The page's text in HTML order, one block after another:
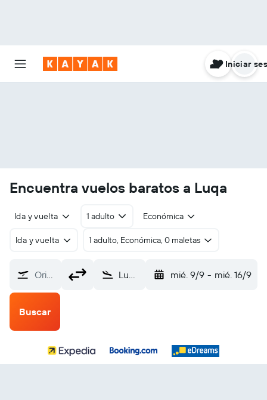
Iniciar
Encuentra vuelos baratos a Luqa
Ida y vuelta 1 adulto Económica
Ida y vuelta 1 adulto, Económica, 0 maletas
Origen Luqa Malta (MLA) mié. 9/9 - mié. 16/9
Buscar